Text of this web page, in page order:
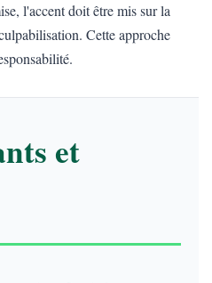
l'accent doit être mis sur la
Cette approche
et